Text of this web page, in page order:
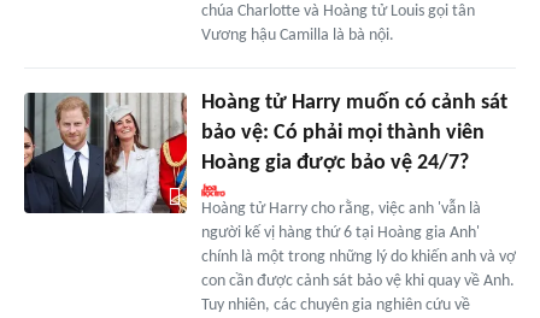
chúa Charlotte và Hoàng tử Louis gọi tân
Vương hậu Camilla là bà nội.
Hoàng tử Harry muốn có cảnh sát
bảo vệ: Có phải mọi thành viên
Hoàng gia được bảo vệ 24/7?
Hoàng tử Harry cho rằng, việc anh 'vẫn là
người kế vị hàng thứ 6 tại Hoàng gia Anh'
chính là một trong những lý do khiến anh và vợ
con cần được cảnh sát bảo vệ khi quay về Anh.
Tuy nhiên, các chuyên gia nghiên cứu về